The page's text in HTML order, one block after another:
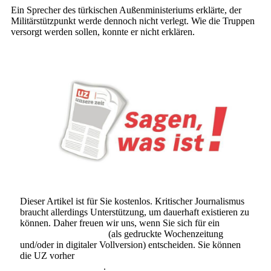
Ein Sprecher des türkischen Außenministeriums erklärte, der
Militärstützpunkt werde dennoch nicht verlegt. Wie die Truppen
versorgt werden sollen, konnte er nicht erklären.
Dieser Artikel ist für Sie kostenlos. Kritischer Journalismus
braucht allerdings Unterstützung, um dauerhaft existieren zu
können. Daher freuen wir uns, wenn Sie sich für ein
(als gedruckte Wochenzeitung
und/oder in digitaler Vollversion) entscheiden. Sie können
die UZ vorher
.